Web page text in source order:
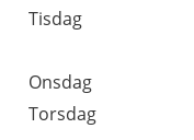
Tisdag
Onsdag
Torsdag